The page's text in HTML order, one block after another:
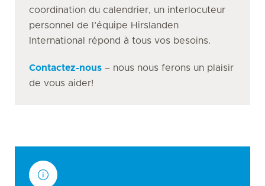
coordination du calendrier, un interlocuteur
personnel de l’équipe Hirslanden
International répond à tous vos besoins.
Contactez-nous – nous nous ferons un plaisir
de vous aider!